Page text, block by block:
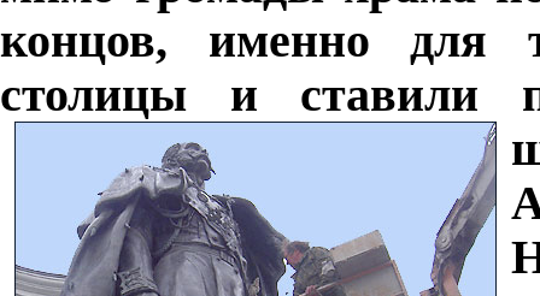
концов, именно для
столицы и ставили